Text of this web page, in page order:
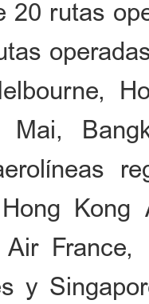
20 rutas
Mai,
Kong
y